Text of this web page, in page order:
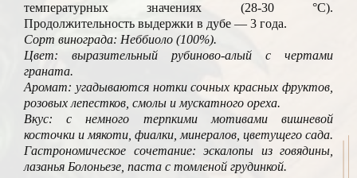
температурных значениях (28-30 °C).
Продолжительность выдержки в дубе — 3 года.
Сорт винограда: Неббиоло (100%).
Цвет: выразительный рубиново-алый с чертами
граната.
Аромат: угадываются нотки сочных красных фруктов,
розовых лепестков, смолы и мускатного ореха.
Вкус: с немного терпкими мотивами вишневой
косточки и мякоти, фиалки, минералов, цветущего сада.
Гастрономическое сочетание: эскалопы из говядины,
лазанья Болоньезе, паста с томленой грудинкой.